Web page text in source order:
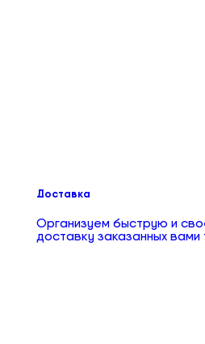
Доставка
Организуем быструю и
доставку заказанных вами